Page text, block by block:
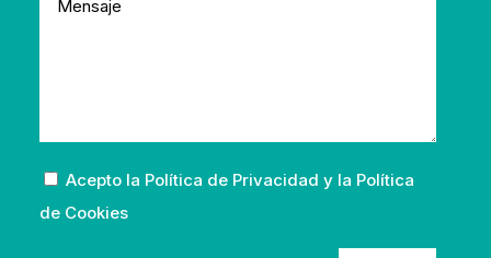
Acepto la Política de Privacidad y la Política
de Cookies